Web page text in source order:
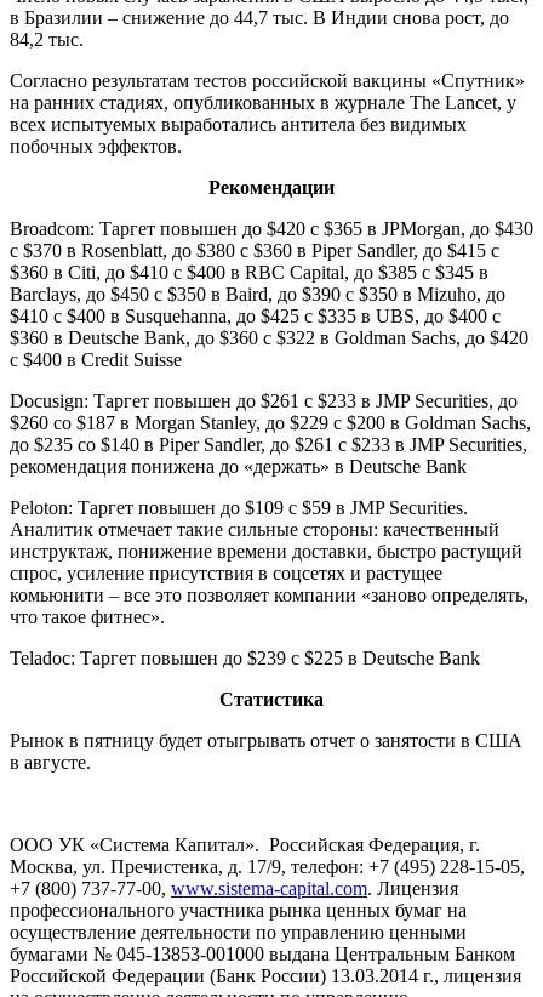
в Бразилии – снижение до 44,7 тыс. В Индии снова рост, до
84,2 тыс.
Согласно результатам тестов российской вакцины «Спутник»
на ранних стадиях, опубликованных в журнале The Lancet, у
всех испытуемых выработались антитела без видимых
побочных эффектов.
Рекомендации
Broadcom: Таргет повышен до $420 с $365 в JPMorgan, до $430
с $370 в Rosenblatt, до $380 с $360 в Piper Sandler, до $415 с
$360 в Citi, до $410 с $400 в RBC Capital, до $385 с $345 в
Barclays, до $450 с $350 в Baird, до $390 с $350 в Mizuho, до
$410 с $400 в Susquehanna, до $425 с $335 в UBS, до $400 с
$360 в Deutsche Bank, до $360 с $322 в Goldman Sachs, до $420
с $400 в Credit Suisse
Docusign: Таргет повышен до $261 с $233 в JMP Securities, до
$260 со $187 в Morgan Stanley, до $229 с $200 в Goldman Sachs,
до $235 со $140 в Piper Sandler, до $261 с $233 в JMP Securities,
рекомендация понижена до «держать» в Deutsche Bank
Peloton: Таргет повышен до $109 с $59 в JMP Securities.
Аналитик отмечает такие сильные стороны: качественный
инструктаж, понижение времени доставки, быстро растущий
спрос, усиление присутствия в соцсетях и растущее
комьюнити – все это позволяет компании «заново определять,
что такое фитнес».
Teladoc: Таргет повышен до $239 с $225 в Deutsche Bank
Статистика
Рынок в пятницу будет отыгрывать отчет о занятости в США
в августе.
ООО УК «Система Капитал». Российская Федерация, г.
Москва, ул. Пречистенка, д. 17/9, телефон: +7 (495) 228-15-05,
+7 (800) 737-77-00, www.sistema-capital.com. Лицензия
профессионального участника рынка ценных бумаг на
осуществление деятельности по управлению ценными
бумагами № 045-13853-001000 выдана Центральным Банком
Российской Федерации (Банк России) 13.03.2014 г., лицензия